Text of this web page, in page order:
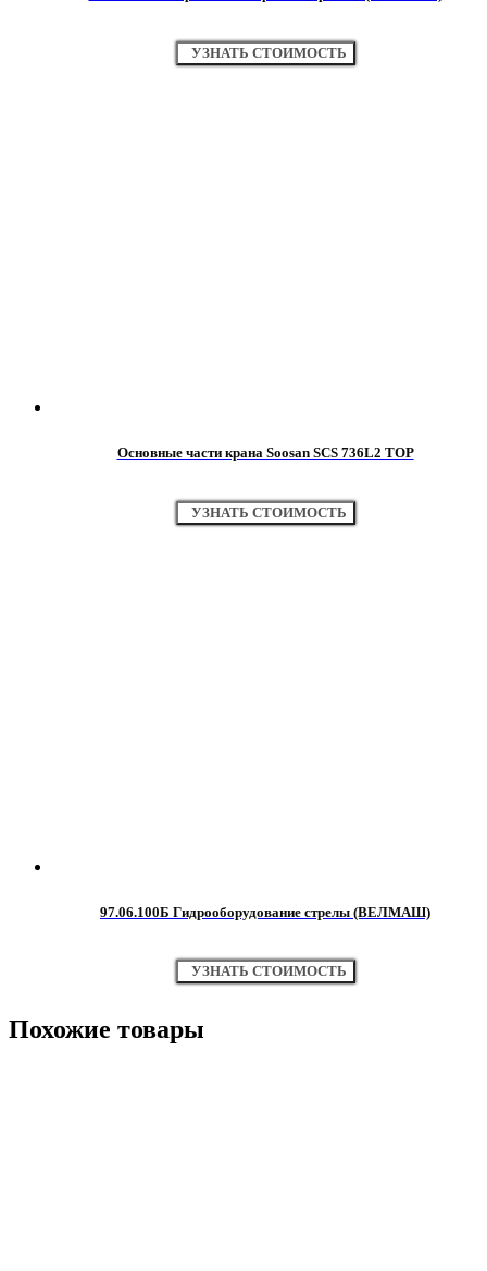
УЗНАТЬ СТОИМОСТЬ
Основные части крана Soosan SCS 736L2 TOP
УЗНАТЬ СТОИМОСТЬ
97.06.100Б Гидрооборудование стрелы (ВЕЛМАШ)
УЗНАТЬ СТОИМОСТЬ
Похожие товары